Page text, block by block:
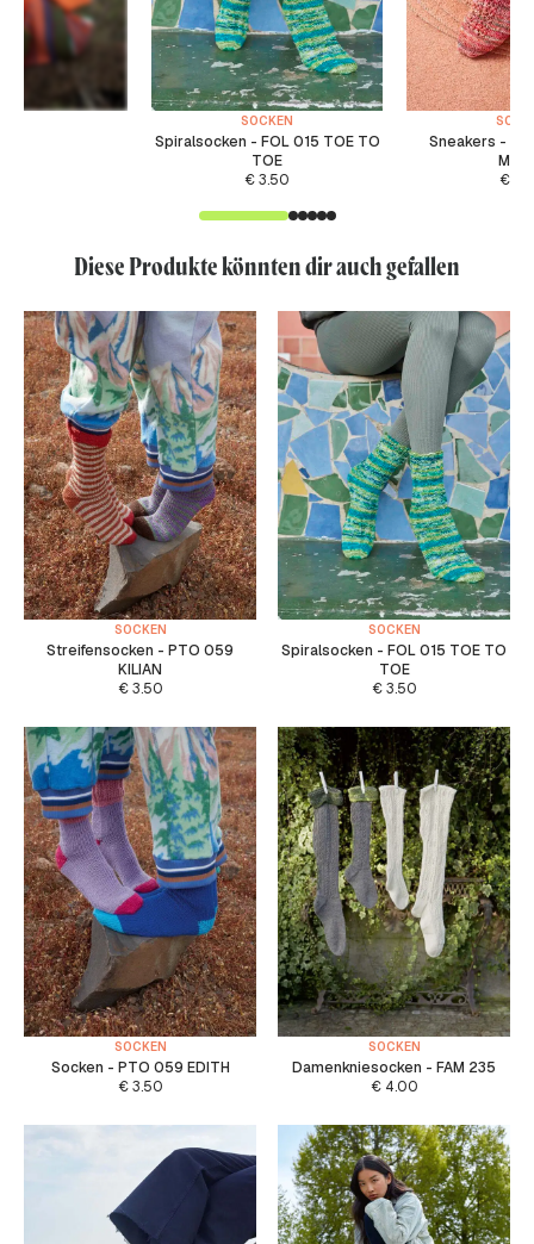
SOCKEN
Spiralsocken - FOL 015 TOE TO
TOE
€3.50
Sneakers -
€
Diese Produkte könnten dir auch gefallen
SOCKEN
Streifensocken - PTO 059
KILIAN
€3.50
SOCKEN
Spiralsocken - FOL 015 TOE TO
TOE
€3.50
SOCKEN
Socken - PTO 059 EDITH
€3.50
SOCKEN
Damenkniesocken - FAM 235
€4.00